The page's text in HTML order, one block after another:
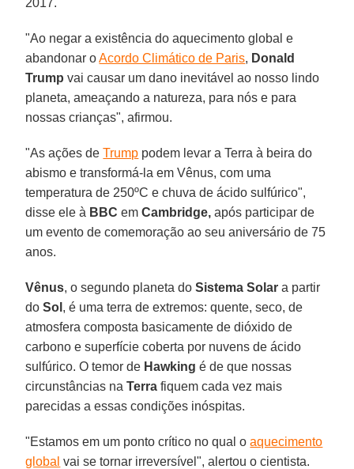
"Ao negar a existência do aquecimento global e
abandonar oAcordo Climático de Paris, Donald
Trump vai causar um dano inevitável ao nosso lindo
planeta, ameaçando a natureza, para nós e para
nossas crianças", afirmou.
"As ações deTrump podem levar a Terra à beira do
abismo e transformá-la em Vênus, com uma
temperatura de 250ºC e chuva de ácido sulfúrico",
disse ele à BBC emCambridge, após participar de
um evento de comemoração ao seu aniversário de 75
anos.
Vênus, o segundo planeta doSistema Solar a partir
doSol , é uma terra de extremos: quente, seco, de
atmosfera composta basicamente de dióxido de
carbono e superfície coberta por nuvens de ácido
sulfúrico. O temor de Hawking é de que nossas
circunstâncias naTerra fiquem cada vez mais
parecidas a essas condições inóspitas.
"Estamos em um ponto crítico no qual oaquecimento
global vai se tornar irreversível", alertou o cientista.